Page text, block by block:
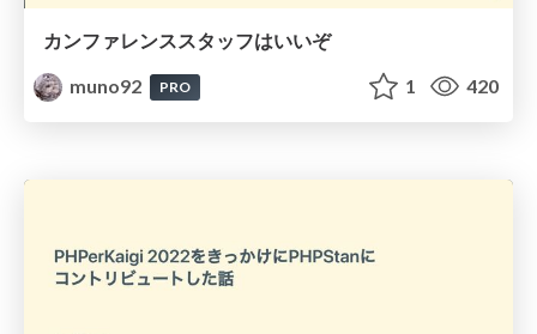
カンファレンススタッフはいいぞ
muno92
PRO 1 420